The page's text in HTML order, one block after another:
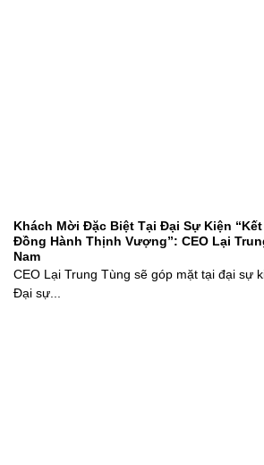
Khách Mời Đặc Biệt Tại Đại Sự Kiện
Đồng Hành Thịnh Vượng”: CEO Lại
Nam
CEO Lại Trung Tùng sẽ góp mặt tại đại sự
Đại sự...